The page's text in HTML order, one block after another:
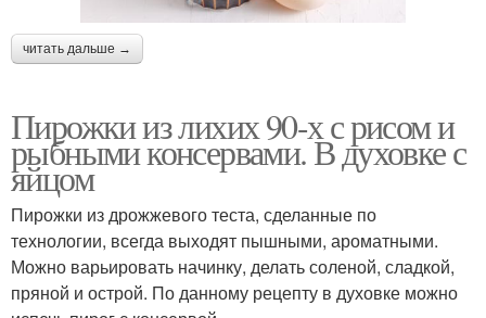
читать дальше →
Пирожки из лихих 90-х с рисом и
рыбными консервами. В духовке с
яйцом
Пирожки из дрожжевого теста, сделанные по
технологии, всегда выходят пышными, ароматными.
Можно варьировать начинку, делать соленой, сладкой,
пряной и острой. По данному рецепту в духовке можно